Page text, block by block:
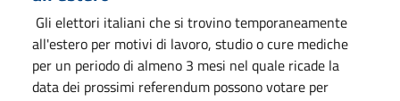
Gli elettori italiani che si trovino temporaneamente
all'estero per motivi di lavoro, studio o cure mediche
per un periodo di almeno 3 mesi nel quale ricade la
data dei prossimi referendum possono votare per